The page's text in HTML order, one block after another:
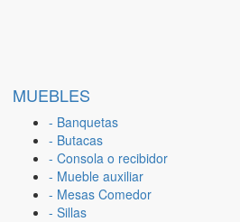
MUEBLES
- Banquetas
- Butacas
- Consola o recibidor
- Mueble auxiliar
- Mesas Comedor
- Sillas